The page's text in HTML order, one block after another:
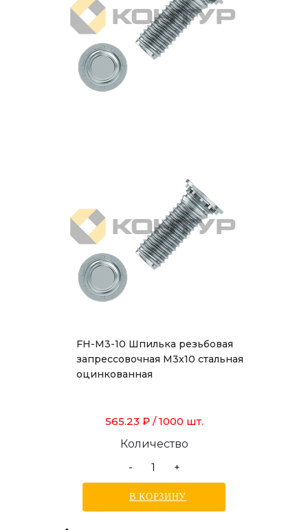
FH-M3-10 Шпилька резьбовая
запрессовочная М3х10 стальная
оцинкованная
565.23 ₽ / 1000 шт.
Количество
-
+
В КОРЗИНУ